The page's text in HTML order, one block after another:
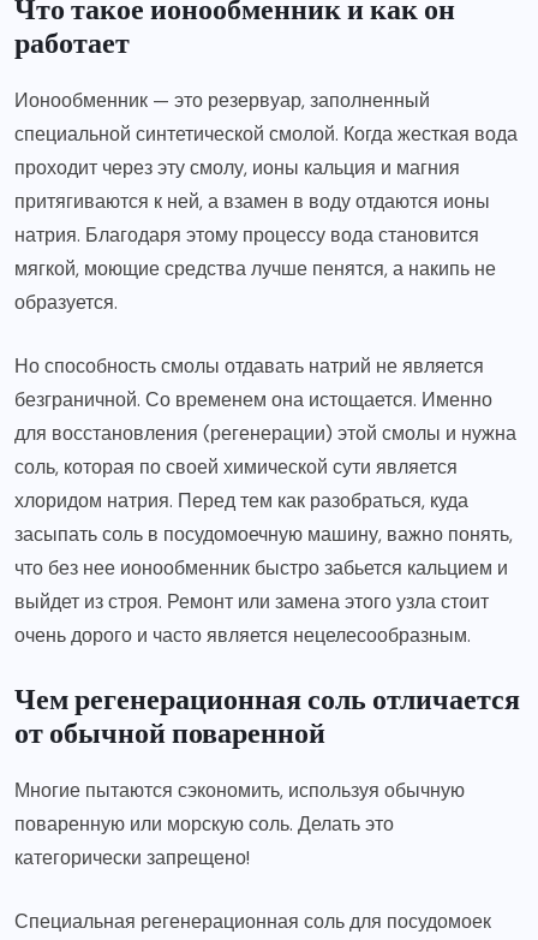
Что такое ионообменник и как он
работает
Ионообменник — это резервуар, заполненный
специальной синтетической смолой. Когда жесткая вода
проходит через эту смолу, ионы кальция и магния
притягиваются к ней, а взамен в воду отдаются ионы
натрия. Благодаря этому процессу вода становится
мягкой, моющие средства лучше пенятся, а накипь не
образуется.
Но способность смолы отдавать натрий не является
безграничной. Со временем она истощается. Именно
для восстановления (регенерации) этой смолы и нужна
соль, которая по своей химической сути является
хлоридом натрия. Перед тем как разобраться, куда
засыпать соль в посудомоечную машину, важно понять,
что без нее ионообменник быстро забьется кальцием и
выйдет из строя. Ремонт или замена этого узла стоит
очень дорого и часто является нецелесообразным.
Чем регенерационная соль отличается
от обычной поваренной
Многие пытаются сэкономить, используя обычную
поваренную или морскую соль. Делать это
категорически запрещено!
Специальная регенерационная соль для посудомоек